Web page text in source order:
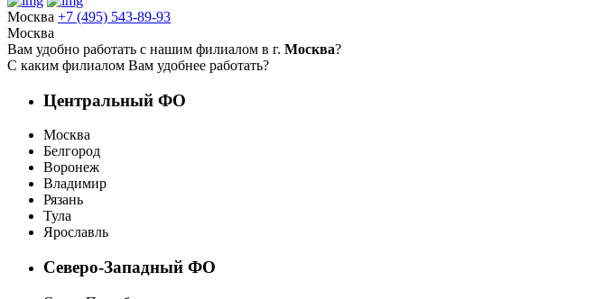
Москва +7 (495) 543-89-93
Москва
Вам удобно работать с нашим филиалом в г. Москва?
С каким филиалом Вам удобнее работать?
Центральный ФО
Москва
Белгород
Воронеж
Владимир
Рязань
Тула
Ярославль
Северо-Западный ФО